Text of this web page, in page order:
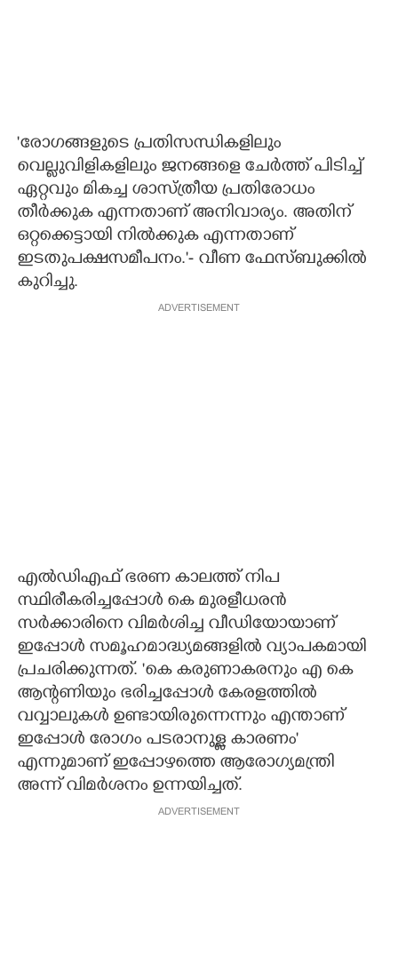
'രോഗങ്ങളുടെ പ്രതിസന്ധികളിലും
വെല്ലുവിളികളിലും ജനങ്ങളെ ചേർത്ത് പിടിച്ച്
ഏറ്റവും മികച്ച ശാസ്ത്രീയ പ്രതിരോധം
തീർക്കുക എന്നതാണ് അനിവാര്യം. അതിന്
ഒറ്റക്കെട്ടായി നിൽക്കുക എന്നതാണ്
ഇടതുപക്ഷസമീപനം.'- വീണ ഫേസ്ബുക്കിൽ
കുറിച്ചു.
ADVERTISEMENT
എൽഡിഎഫ് ഭരണ കാലത്ത് നിപ
സ്ഥിരീകരിച്ചപ്പോൾ കെ മുരളീധരൻ
സർക്കാരിനെ വിമർശിച്ച വീഡിയോയാണ്
ഇപ്പോൾ സമൂഹമാദ്ധ്യമങ്ങളിൽ വ്യാപകമായി
പ്രചരിക്കുന്നത്. 'കെ കരുണാകരനും എ കെ
ആന്റണിയും ഭരിച്ചപ്പോൾ കേരളത്തിൽ
വവ്വാലുകൾ ഉണ്ടായിരുന്നെന്നും എന്താണ്
ഇപ്പോൾ രോഗം പടരാനുള്ള കാരണം'
എന്നുമാണ് ഇപ്പോഴത്തെ ആരോഗ്യമന്ത്രി
അന്ന് വിമർശനം ഉന്നയിച്ചത്.
ADVERTISEMENT